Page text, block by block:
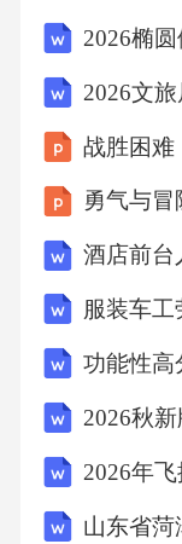
2026椭
2026文
战胜困难
酒店前台
服装车工